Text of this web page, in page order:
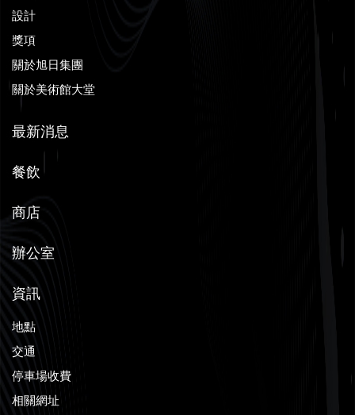
設計
獎項
關於旭日集團
關於美術館大堂
最新消息
餐飲
商店
辦公室
資訊
地點
交通
停車場收費
相關網址